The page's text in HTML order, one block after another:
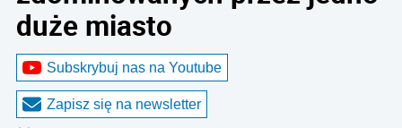
duże miasto
Subskrybuj nas na Youtube
Zapisz się na newsletter